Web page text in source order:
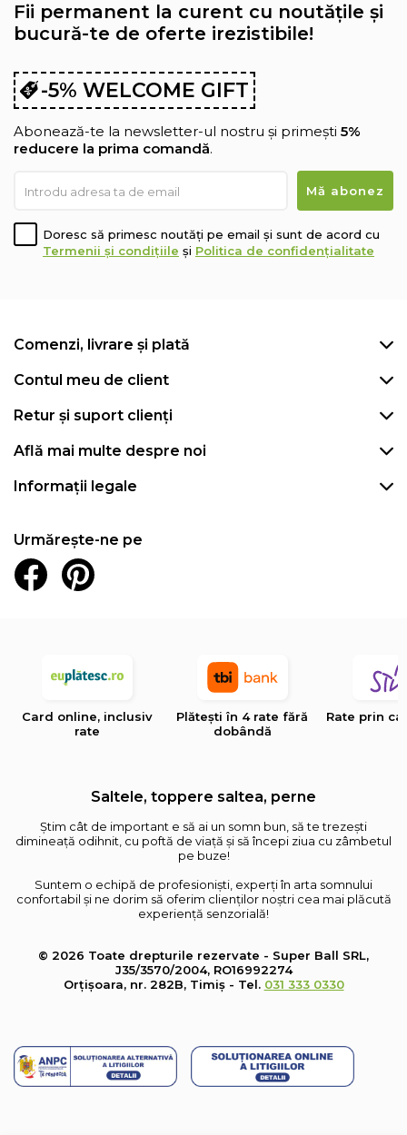
Fii permanent la curent cu noutățile și
bucură-te de oferte irezistibile!
-5% WELCOME GIFT
Abonează-te la newsletter-ul nostru și primești 5%
reducere la prima comandă.
Doresc să primesc noutăți pe email și sunt de acord cu
Termenii și condițiile și Politica de confidențialitate
Comenzi, livrare și plată
Contul meu de client
Retur și suport clienți
Află mai multe despre noi
Informații legale
Urmărește-ne pe
Card online, inclusiv
rate
Plătești în 4 rate fără
dobândă
Rate prin
Saltele, toppere saltea, perne
Știm cât de important e să ai un somn bun, să te trezești
dimineață odihnit, cu poftă de viață și să începi ziua cu zâmbetul
pe buze!
Suntem o echipă de profesioniști, experți în arta somnului
confortabil și ne dorim să oferim clienților noștri cea mai plăcută
experiență senzorială!
© 2026 Toate drepturile rezervate - Super Ball SRL,
J35/3570/2004, RO16992274
Orțișoara, nr. 282B, Timiș - Tel. 031 333 0330